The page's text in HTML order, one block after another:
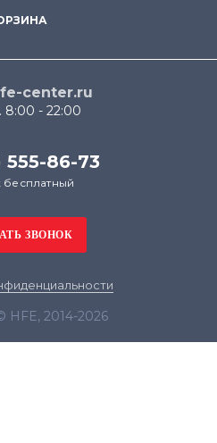
center.ru
8:00 - 22:00
86-73
бесплатный
HFE, 2014-2026